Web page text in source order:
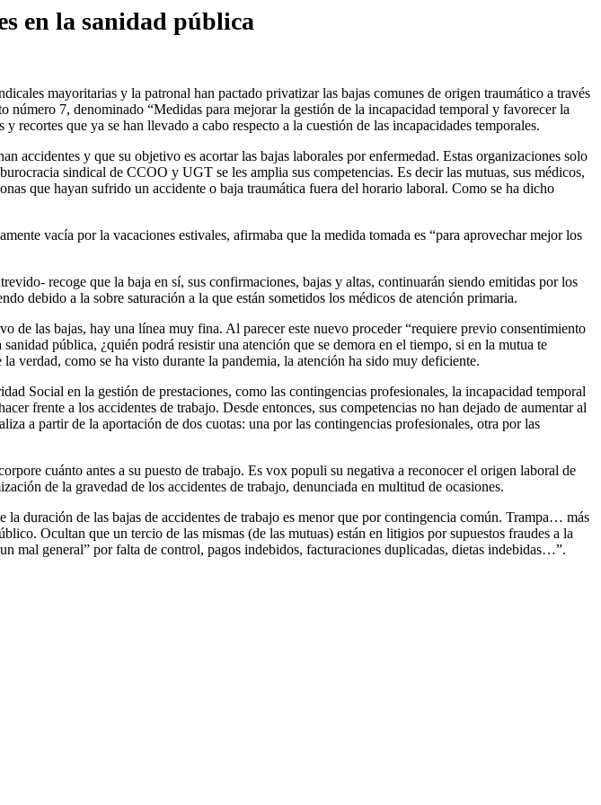
en la sanidad pública
mayoritarias y la patronal han pactado privatizar las bajas comunes de origen traumático a través
7, denominado “Medidas para mejorar la gestión de la incapacidad temporal y favorecer la
recortes que ya se han llevado a cabo respecto a la cuestión de las incapacidades temporales.
accidentes y que su objetivo es acortar las bajas laborales por enfermedad. Estas organizaciones solo
sindical de CCOO y UGT se les amplia sus competencias. Es decir las mutuas, sus médicos,
que hayan sufrido un accidente o baja traumática fuera del horario laboral. Como se ha dicho
vacía por la vacaciones estivales, afirmaba que la medida tomada es “para aprovechar mejor los
recoge que la baja en sí, sus confirmaciones, bajas y altas, continuarán siendo emitidas por los
debido a la sobre saturación a la que están sometidos los médicos de atención primaria.
de las bajas, hay una línea muy fina. Al parecer este nuevo proceder “requiere previo consentimiento
pública, ¿quién podrá resistir una atención que se demora en el tiempo, si en la mutua te
verdad, como se ha visto durante la pandemia, la atención ha sido muy deficiente.
Social en la gestión de prestaciones, como las contingencias profesionales, la incapacidad temporal
frente a los accidentes de trabajo. Desde entonces, sus competencias no han dejado de aumentar al
a partir de la aportación de dos cuotas: una por las contingencias profesionales, otra por las
cuánto antes a su puesto de trabajo. Es vox populi su negativa a reconocer el origen laboral de
de la gravedad de los accidentes de trabajo, denunciada en multitud de ocasiones.
duración de las bajas de accidentes de trabajo es menor que por contingencia común. Trampa… más
Ocultan que un tercio de las mismas (de las mutuas) están en litigios por supuestos fraudes a la
mal general” por falta de control, pagos indebidos, facturaciones duplicadas, dietas indebidas…”.